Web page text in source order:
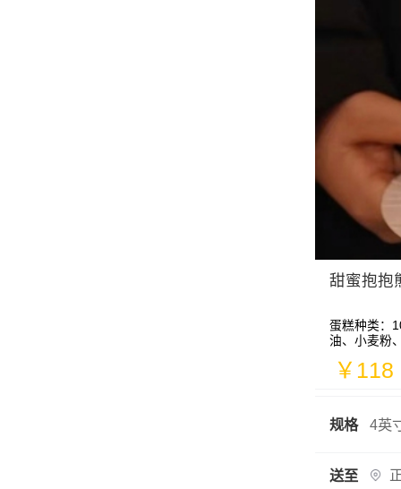
甜蜜抱抱
蛋糕种类：
油、小麦粉
￥118
规格
送至